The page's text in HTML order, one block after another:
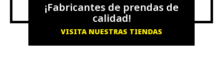
¡Fabricantes de prendas de
calidad!
VISITA NUESTRAS TIENDAS